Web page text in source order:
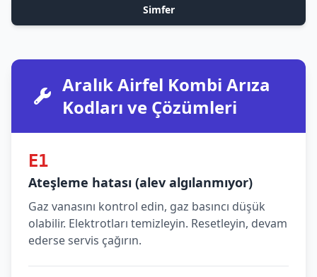
Simfer
Aralık Airfel Kombi Arıza
Kodları ve Çözümleri
E1
Ateşleme hatası (alev algılanmıyor)
Gaz vanasını kontrol edin, gaz basıncı düşük
olabilir. Elektrotları temizleyin. Resetleyin, devam
ederse servis çağırın.